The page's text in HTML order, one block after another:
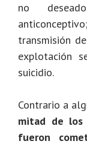
no
transmisión
explotación
suicidio.
Contrario a
mitad de los
fueron